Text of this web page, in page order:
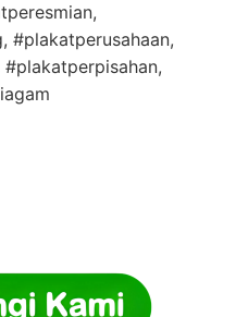
#plakatperusahaan,